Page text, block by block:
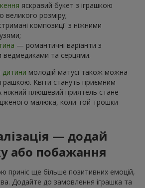
яскравий букет з іграшкою
великого розміру;
композиції з ніжними
— романтичні варіанти з
ведмедиками та серцями.
молодій матусі також можна
Квіти стануть приємним
ніжний плюшевий приятель стане
малюка, коли той трошки
— додай
або побажання
приніс ще більше позитивних емоцій,
Додайте до замовлення іграшка та